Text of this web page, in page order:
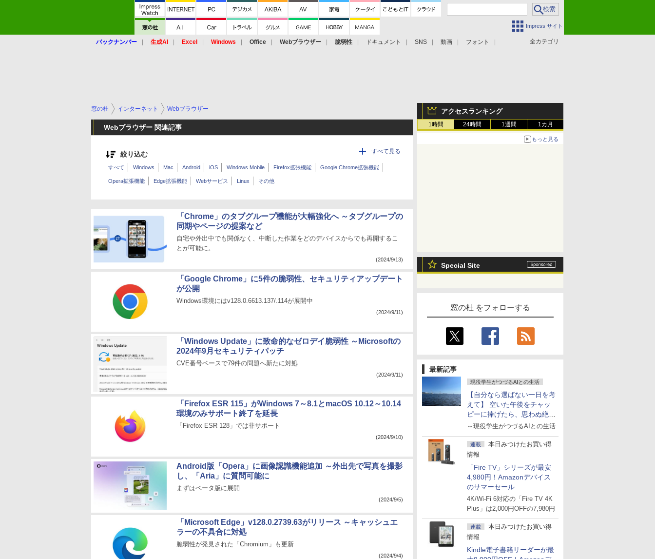
Impress サイト
全カテゴリ
バックナンバー 生成AI Excel Windows Office Webブラウザー 脆弱性 ドキュメント SNS 動画 フォント
アクセスランキング
1時間 24時間 1週間 1カ月
もっと見る
Special Site
窓の杜 をフォローする
最新記事
現役学生がつづるAIとの生活
【自分なら選ばない一日を考
えて】 空いた午後をチャッ
ピーに捧げたら、思わぬ絶景
に出会った話
～現役学生がつづるAIとの生活
連載
本日みつけたお買い得
情報
「Fire TV」シリーズが最安
4,980円！Amazonデバイス
のサマーセール
4K/Wi-Fi 6対応の「Fire TV 4K
Plus」は2,000円OFFの7,980円
連載
本日みつけたお買い得
情報
Kindle電子書籍リーダーが最
窓の杜 インターネット Webブラウザー
Webブラウザー 関連記事
絞り込む すべて見る
すべて Windows Mac Android iOS Windows Mobile Firefox拡張機能 Google Chrome拡張機能
Opera拡張機能 Edge拡張機能 Webサービス Linux その他
「Chrome」のタブグループ機能が大幅強化へ ～タブグループの
同期やページの提案など
自宅や外出中でも関係なく、中断した作業をどのデバイスからでも再開するこ
とが可能に。
(2024/9/13)
「Google Chrome」に5件の脆弱性、セキュリティアップデート
が公開
Windows環境にはv128.0.6613.137/.114が展開中
(2024/9/11)
「Windows Update」に致命的なゼロデイ脆弱性 ～Microsoftの
2024年9月セキュリティパッチ
CVE番号ベースで79件の問題へ新たに対処
(2024/9/11)
「Firefox ESR 115」がWindows 7～8.1とmacOS 10.12～10.14
環境のみサポート終了を延長
「Firefox ESR 128」では非サポート
(2024/9/10)
Android版「Opera」に画像認識機能追加 ～外出先で写真を撮影
し、「Aria」に質問可能に
まずはベータ版に展開
(2024/9/5)
「Microsoft Edge」v128.0.2739.63がリリース ～キャッシュエ
ラーの不具合に対処
脆弱性が発見された「Chromium」も更新
(2024/9/4)